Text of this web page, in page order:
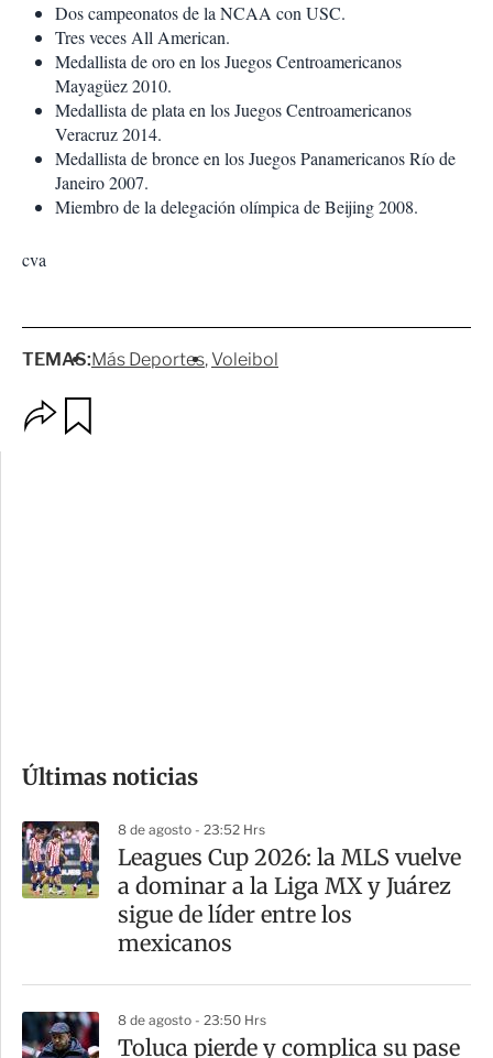
Dos campeonatos de la NCAA con USC.
Tres veces All American.
Medallista de oro en los Juegos Centroamericanos
Mayagüez 2010.
Medallista de plata en los Juegos Centroamericanos
Veracruz 2014.
Medallista de bronce en los Juegos Panamericanos Río de
Janeiro 2007.
Miembro de la delegación olímpica de Beijing 2008.
cva
TEMAS:Más Deportes Voleibol
m
a
r
t
Últimas noticias
8 de agosto - 23:52 Hrs
Leagues Cup 2026: la MLS vuelve
a dominar a la Liga MX y Juárez
sigue de líder entre los
mexicanos
8 de agosto - 23:50 Hrs
Toluca pierde y complica su pase